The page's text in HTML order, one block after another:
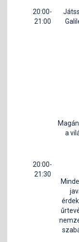
20:00-
21:00
20:00-
21:30
a